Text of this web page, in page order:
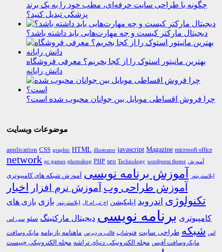
چگونه با طراحی سایت حرفه‌ای، مطب خود را به یک برند
پزشکی تبدیل کنید؟
دیجیتال مارکتر کیست و چه مهارت‌هایی باید داشته باشد؟
بهترین مانیتور استوک را از کجا بخریم؟ معرفی فروشگاه
دانش رایانه
چرا فروش اقساطی موبایل بین جوانان محبوب شده است؟
موضوعات وبسایت
application CSS graphic HTML illustrator javascript Magazine microsoft office
network pc games photoshop PHP seo Technology wordpress theme آموزش
ایلاستریتور آموزش برنامه نویسی آموزش شبکه های کامپیوتری
آموزش طراحی وب آموزش نرم افزار اخبار
تکنولوژی اندروید اپلیکیشن اچ تی ام ال ایلاستریتور بازی بازی های
کامپیوتری برنامه نویسی دیجیتال مارکتینگ سئو سی اس
اس شبکه طراحی سایت فتوشاپ قالب وردپرس ماهنامه بازینامه مایکروسافت
مایکروسافت آفیس مجله الکترونیکی دنیای تراشه مجله الکترونیکی چیپست